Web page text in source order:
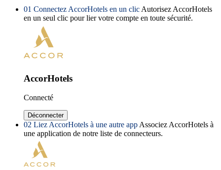
01 Connectez AccorHotels en un clic Autorisez AccorHotels
en un seul clic pour lier votre compte en toute sécurité.
AccorHotels
Connecté
Déconnecter
02 Liez AccorHotels à une autre app Associez AccorHotels à
une application de notre liste de connecteurs.